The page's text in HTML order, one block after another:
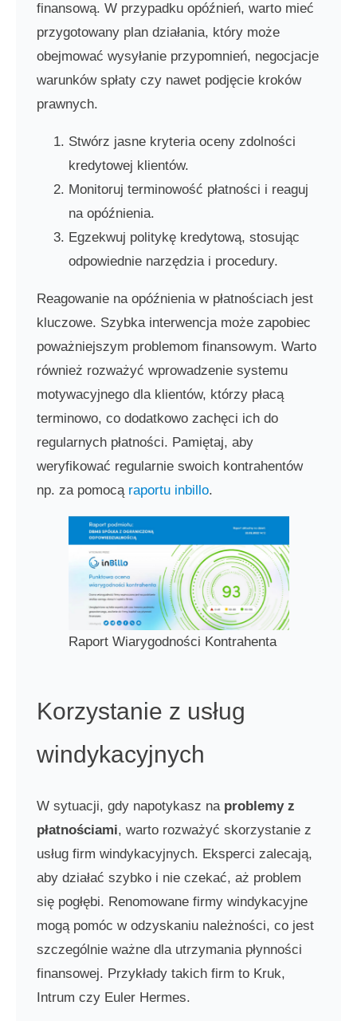
finansową. W przypadku opóźnień, warto mieć
przygotowany plan działania, który może
obejmować wysyłanie przypomnień, negocjacje
warunków spłaty czy nawet podjęcie kroków
prawnych.
Stwórz jasne kryteria oceny zdolności
kredytowej klientów.
Monitoruj terminowość płatności i reaguj
na opóźnienia.
Egzekwuj politykę kredytową, stosując
odpowiednie narzędzia i procedury.
Reagowanie na opóźnienia w płatnościach jest
kluczowe. Szybka interwencja może zapobiec
poważniejszym problemom finansowym. Warto
również rozważyć wprowadzenie systemu
motywacyjnego dla klientów, którzy płacą
terminowo, co dodatkowo zachęci ich do
regularnych płatności. Pamiętaj, aby
weryfikować regularnie swoich kontrahentów
np. za pomocą raportu inbillo.
Raport Wiarygodności Kontrahenta
Korzystanie z usług
windykacyjnych
W sytuacji, gdy napotykasz na problemy z
płatnościami, warto rozważyć skorzystanie z
usług firm windykacyjnych. Eksperci zalecają,
aby działać szybko i nie czekać, aż problem
się pogłębi. Renomowane firmy windykacyjne
mogą pomóc w odzyskaniu należności, co jest
szczególnie ważne dla utrzymania płynności
finansowej. Przykłady takich firm to Kruk,
Intrum czy Euler Hermes.